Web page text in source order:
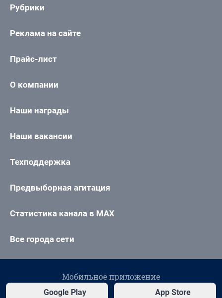
Рубрики
Реклама на сайте
Прайс-лист
О компании
Наши награды
Наши вакансии
Техподдержка
Предвыборная агитация
Статистика канала в MAX
Все города сети
Мобильное приложение
Google Play App Store